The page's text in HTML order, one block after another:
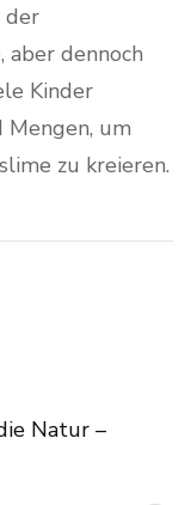
der
aber dennoch
Kinder
um
zu kreieren.
Natur –